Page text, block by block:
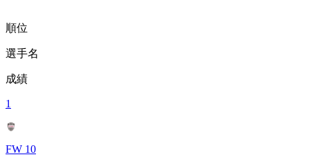
順位
選手名
成績
1
FW 10